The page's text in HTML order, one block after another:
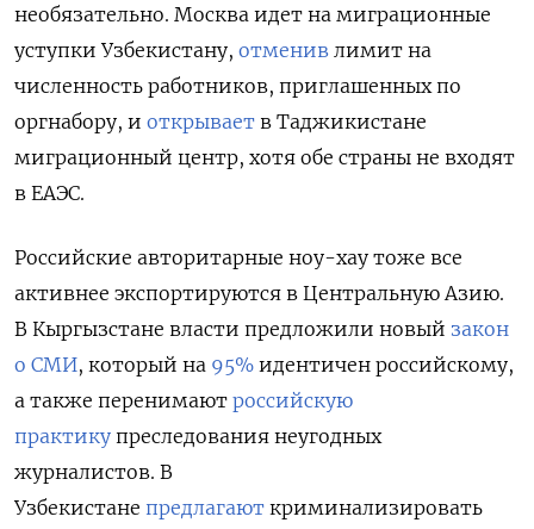
необязательно. Москва идет на миграционные
уступки Узбекистану, отменив лимит на
численность работников, приглашенных по
оргнабору, и открывает в Таджикистане
миграционный центр, хотя обе страны не входят
в ЕАЭС.
Российские авторитарные ноу-хау тоже все
активнее экспортируются в Центральную Азию.
В Кыргызстане власти предложили новый закон
о СМИ, который на 95% идентичен российскому,
а также перенимают российскую
практику преследования неугодных
журналистов. В
Узбекистане предлагают криминализировать